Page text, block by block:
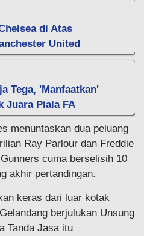
di Atas
United
Tega, 'Manfaatkan'
Juara Piala FA
menuntaskan dua peluang
Ray Parlour dan Freddie
cuma berselisih 10
akhir pertandingan.
keras dari luar kotak
berjulukan Unsung
Tanda Jasa itu